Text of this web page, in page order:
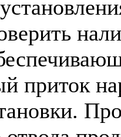
приток